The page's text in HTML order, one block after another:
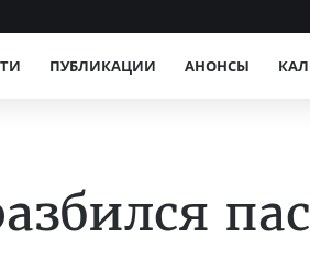
ПУБЛИКАЦИИ АНОНСЫ